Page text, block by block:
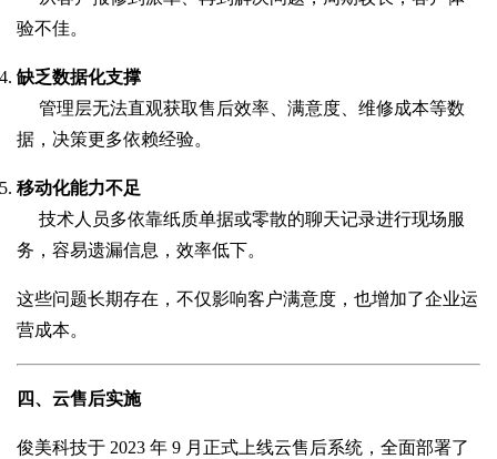
验不佳。
缺乏数据化支撑
管理层无法直观获取售后效率、满意度、维修成本等数
据，决策更多依赖经验。
移动化能力不足
技术人员多依靠纸质单据或零散的聊天记录进行现场服
务，容易遗漏信息，效率低下。
这些问题长期存在，不仅影响客户满意度，也增加了企业运
营成本。
四、云售后实施
俊美科技于 2023 年 9 月正式上线云售后系统，全面部署了